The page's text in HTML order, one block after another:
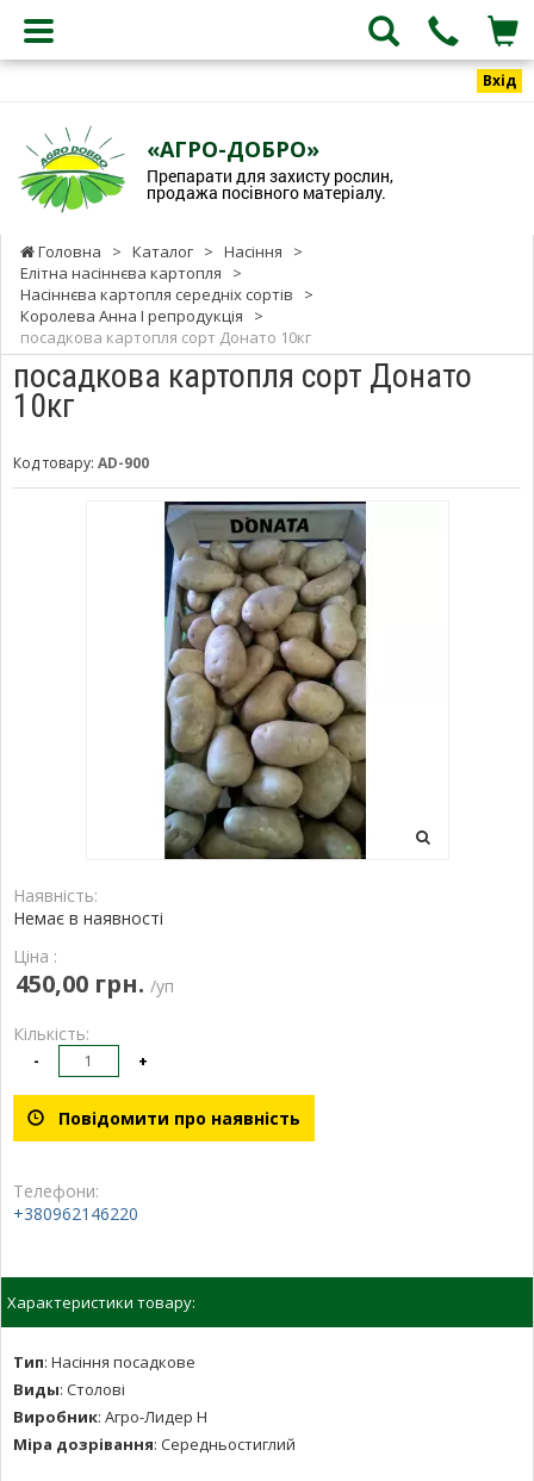
Вхід
«АГРО-ДОБРО»
Препарати для захисту рослин,
продажа посівного матеріалу.
Головна > Каталог > Насіння
>
Елітна насіннєва картопля
>
Насіннєва картопля середніх сортів
>
Королева Анна I репродукція
>
посадкова картопля сорт Донато 10кг
посадкова картопля сорт Донато
10кг
Код товару: AD-900
Наявність:
Немає в наявності
Ціна :
450,00 грн. /уп
Кількість:
- +
Повідомити про наявність
Телефони:
+380962146220
Характеристики товару:
Тип: Насіння посадкове
Виды: Столові
Виробник: Агро-Лидер Н
Міра дозрівання: Середньостиглий